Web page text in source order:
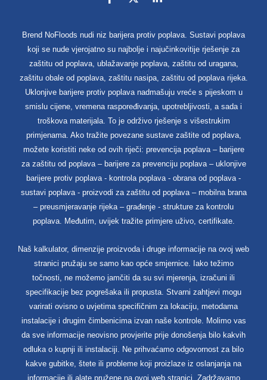
Brend NoFloods nudi niz barijera protiv poplava. Sustavi poplava
koji se nude vjerojatno su najbolje i najučinkovitije rješenje za
zaštitu od poplava, ublažavanje poplava, zaštitu od uragana,
zaštitu obale od poplava, zaštitu nasipa, zaštitu od poplava rijeka.
Uklonjive barijere protiv poplava nadmašuju vreće s pijeskom u
smislu cijene, vremena raspoređivanja, upotrebljivosti, a sada i
troškova materijala. To je održivo rješenje s višestrukim
primjenama. Ako tražite povezane sustave zaštite od poplava,
možete koristiti neke od ovih riječi: prevencija poplava – barijere
za zaštitu od poplava – barijere za prevenciju poplava – uklonjive
barijere protiv poplava - kontrola poplava - obrana od poplava -
sustavi poplava - proizvodi za zaštitu od poplava – mobilna brana
– preusmjeravanje rijeka – građenje - strukture za kontrolu
poplava. Međutim, uvijek tražite primjere uživo, certifikate.
Naš kalkulator, dimenzije proizvoda i druge informacije na ovoj web
stranici pružaju se samo kao opće smjernice. Iako težimo
točnosti, ne možemo jamčiti da su svi mjerenja, izračuni ili
specifikacije bez pogrešaka ili propusta. Stvarni zahtjevi mogu
varirati ovisno o uvjetima specifičnim za lokaciju, metodama
instalacije i drugim čimbenicima izvan naše kontrole. Molimo vas
da sve informacije neovisno provjerite prije donošenja bilo kakvih
odluka o kupnji ili instalaciji. Ne prihvaćamo odgovornost za bilo
kakve gubitke, štete ili probleme koji proizlaze iz oslanjanja na
informacije ili alate pružene na ovoj web stranici. Zadržavamo